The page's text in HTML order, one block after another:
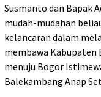
Susmanto dan Bapak
mudah-mudahan
kelancaran dalam
membawa Kabupaten
menuju Bogor
Balekambang Anap